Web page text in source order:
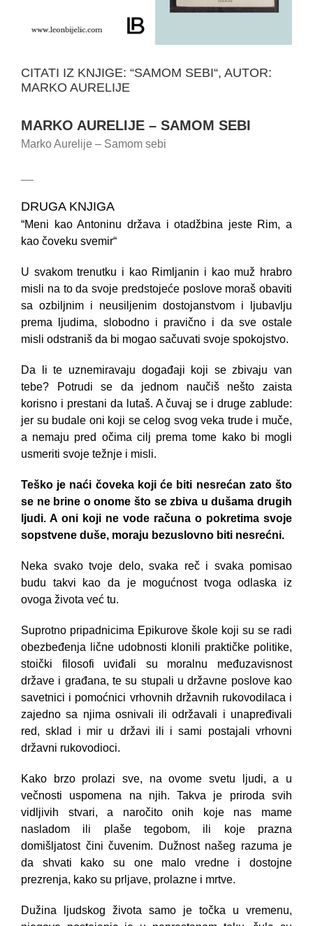
CITATI IZ KNJIGE: “SAMOM SEBI“, AUTOR:
MARKO AURELIJE
MARKO AURELIJE – SAMOM SEBI
Marko Aurelije – Samom sebi
DRUGA KNJIGA
“Meni kao Antoninu država i otadžbina jeste Rim, a
kao čoveku svemir“
U svakom trenutku i kao Rimljanin i kao muž hrabro
misli na to da svoje predstojeće poslove moraš obaviti
sa ozbiljnim i neusiljenim dostojanstvom i ljubavlju
prema ljudima, slobodno i pravično i da sve ostale
misli odstraniš da bi mogao sačuvati svoje spokojstvo.
Da li te uznemiravaju događaji koji se zbivaju van
tebe? Potrudi se da jednom naučiš nešto zaista
korisno i prestani da lutaš. A čuvaj se i druge zablude:
jer su budale oni koji se celog svog veka trude i muče,
a nemaju pred očima cilj prema tome kako bi mogli
usmeriti svoje težnje i misli.
Teško je naći čoveka koji će biti nesrećan zato što
se ne brine o onome što se zbiva u dušama drugih
ljudi. A oni koji ne vode računa o pokretima svoje
sopstvene duše, moraju bezuslovno biti nesrećni.
Neka svako tvoje delo, svaka reč i svaka pomisao
budu takvi kao da je mogućnost tvoga odlaska iz
ovoga života već tu.
Suprotno pripadnicima Epikurove škole koji su se radi
obezbeđenja lične udobnosti klonili praktičke politike,
stoički filosofi uviđali su moralnu međuzavisnost
države i građana, te su stupali u državne poslove kao
savetnici i pomoćnici vrhovnih državnih rukovodilaca i
zajedno sa njima osnivali ili održavali i unapređivali
red, sklad i mir u državi ili i sami postajali vrhovni
državni rukovodioci.
Kako brzo prolazi sve, na ovome svetu ljudi, a u
večnosti uspomena na njih. Takva je priroda svih
vidljivih stvari, a naročito onih koje nas mame
nasladom ili plaše tegobom, ili koje prazna
domišljatost čini čuvenim. Dužnost našeg razuma je
da shvati kako su one malo vredne i dostojne
prezrenja, kako su prljave, prolazne i mrtve.
Dužina ljudskog života samo je točka u vremenu,